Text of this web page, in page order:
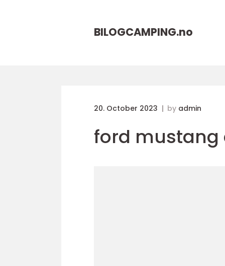
BILOGCAMPING.no
20. October 2023 by admin
ford mustang